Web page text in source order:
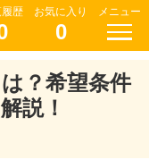
履歴 お気に入り
0
メニュー
？希望条件
説！